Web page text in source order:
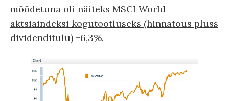
mõõdetuna oli näiteks MSCI World
aktsiaindeksi kogutootluseks (hinnatõus pluss
dividenditulu) +6,3%.